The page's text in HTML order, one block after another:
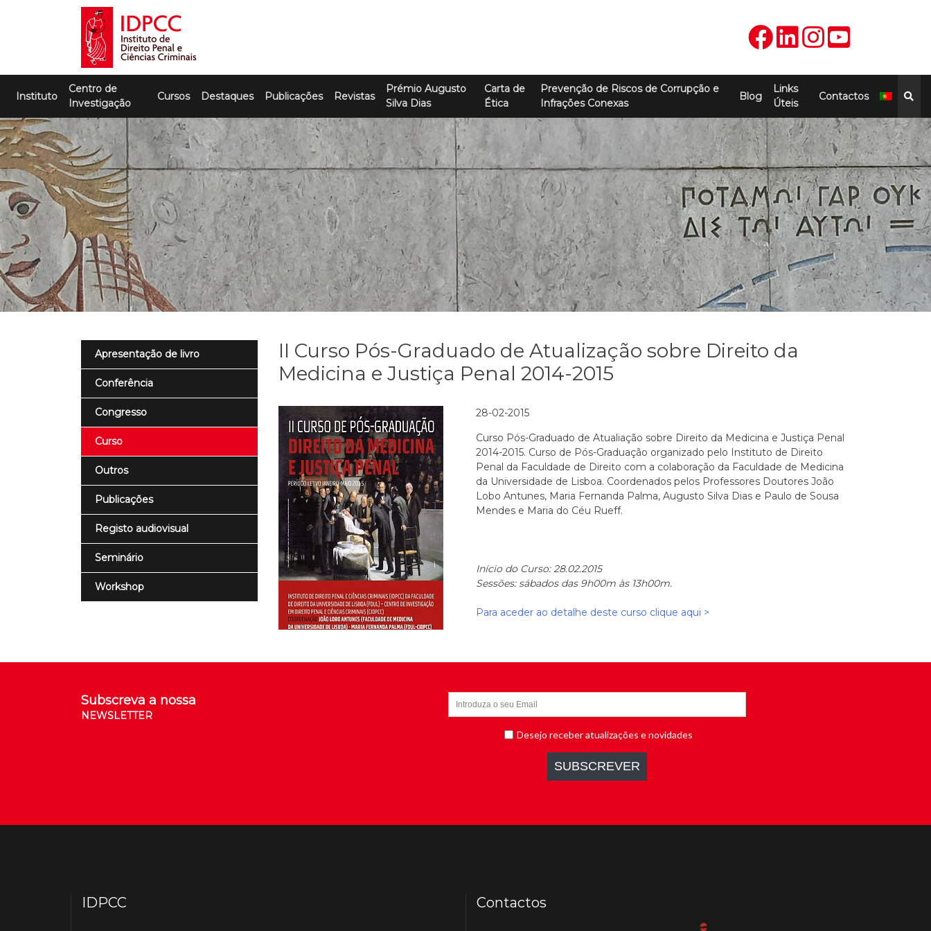
IDPCC
Instituto de Direito Penal e Ciências
Criminais
Instituto
Centro de
Investigação
Cursos Destaques Publicações Revistas
Prémio Augusto
Silva Dias
Carta de
Ética
Prevenção de Riscos de Corrupção e
Infrações Conexas
Blog
Links
Úteis
Contactos
Apresentação de livro
Conferência
Congresso
Curso
Outros
Publicações
Registo audiovisual
Seminário
Workshop
II Curso Pós-Graduado de Atualização sobre Direito da
Medicina e Justiça Penal 2014-2015
28-02-2015
Curso Pós-Graduado de Atualiação sobre Direito da Medicina e Justiça Penal
2014-2015. Curso de Pós-Graduação organizado pelo Instituto de Direito
Penal da Faculdade de Direito com a colaboração da Faculdade de Medicina
da Universidade de Lisboa. Coordenados pelos Professores Doutores João
Lobo Antunes, Maria Fernanda Palma, Augusto Silva Dias e Paulo de Sousa
Mendes e Maria do Céu Rueff.
Início do Curso: 28.02.2015
Sessões: sábados das 9h00m às 13h00m.
Para aceder ao detalhe deste curso clique aqui >
Subscreva a nossa
NEWSLETTER
IDPCC Contactos